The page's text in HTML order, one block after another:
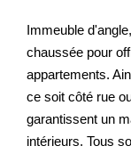
Immeuble
chaussée pour
appartements.
ce soit côté rue
garantissent un
intérieurs. Tous